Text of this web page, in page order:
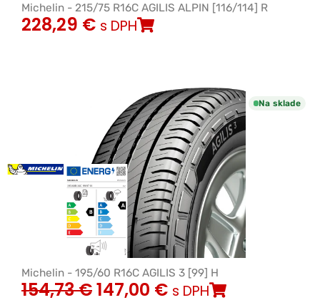
Michelin - 215/75 R16C AGILIS ALPIN [116/114] R
228,29 € s DPH
Na sklade
Michelin - 195/60 R16C AGILIS 3 [99] H
154,73€147,00 € s DPH